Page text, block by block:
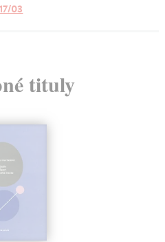
03
tituly